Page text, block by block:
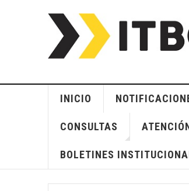
INICIO
CONSULTAS
BOLETINES